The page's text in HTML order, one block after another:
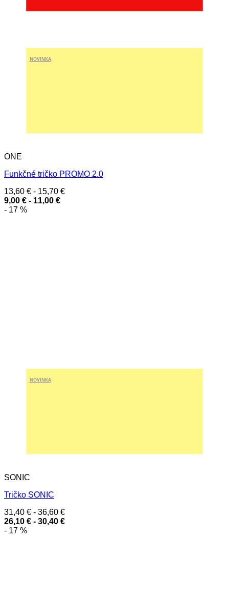
NOVINKA
ONE
Funkčné tričko PROMO 2.0
13,60 € - 15,70 €
9,00 € - 11,00 €
- 17 %
NOVINKA
SONIC
Tričko SONIC
31,40 € - 36,60 €
26,10 € - 30,40 €
- 17 %